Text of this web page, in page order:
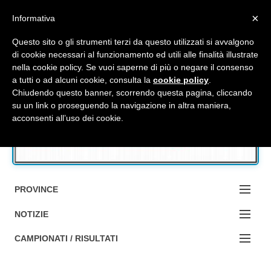
Accedi / Registrati
Contattaci
PROVINCE
EDIZIONE:
BOLOGNA
NOTIZIE
NOTIZIE:
CAMPIONATI / RISULTATI
×
Informativa
Questo sito o gli strumenti terzi da questo utilizzati si avvalgono
di cookie necessari al funzionamento ed utili alle finalità illustrate
nella cookie policy. Se vuoi saperne di più o negare il consenso
a tutti o ad alcuni cookie, consulta la cookie policy
Chiudendo questo banner, scorrendo questa pagina, cliccando
su un link o proseguendo la navigazione in altra maniera,
acconsenti all’uso dei cookie.